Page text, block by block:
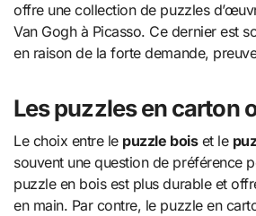
offre une collection de puzzles
Van Gogh à Picasso. Ce dernier est
en raison de la forte demande,
Les puzzles en carton
Le choix entre le puzzle boiset le
souvent une question de préférence
puzzle en bois est plus durable et
en main. Par contre, le puzzle en